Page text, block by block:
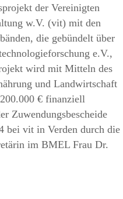
der Vereinigten
w.V. (vit) mit den
die gebündelt über
e.V.,
wird mit Mitteln des
und Landwirtschaft
€ finanziell
Zuwendungsbescheide
bei vit in Verden durch die
im BMEL Frau Dr.